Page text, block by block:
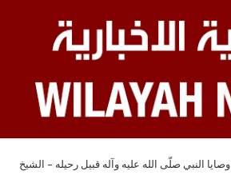
وصايا النبي صلّى الله عليه وآله قبيل رحيله – الشيخ